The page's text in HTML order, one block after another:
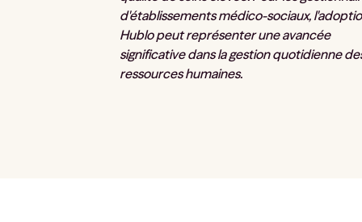
d'établissements médico-sociaux,
Hublo peut représenter une avancée
significative dans la gestion quotidienne
ressources humaines.